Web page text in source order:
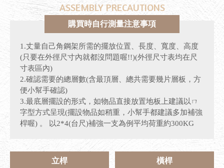
ASSEMBLY PRECAUTIONS
購買時自行測量注意事項
1.丈量自己角鋼架所需的擺放位置、長度、寬度、高度
(只要在外徑尺寸內就都沒問題喔!!)(外徑尺寸表均在尺
寸表區內)
2.確認需要的總層數(含最頂層、總共需要幾片層板，方
便小幫手確認)
3.最底層擺設的形式，如物品直接放置地板上建議以ㄇ
字型方式呈現(擺設物品如稍重，小幫手都建議多加補強
桿喔) 。 以2*4(台尺)補強一支為例平均荷重約300KG
立桿 橫桿